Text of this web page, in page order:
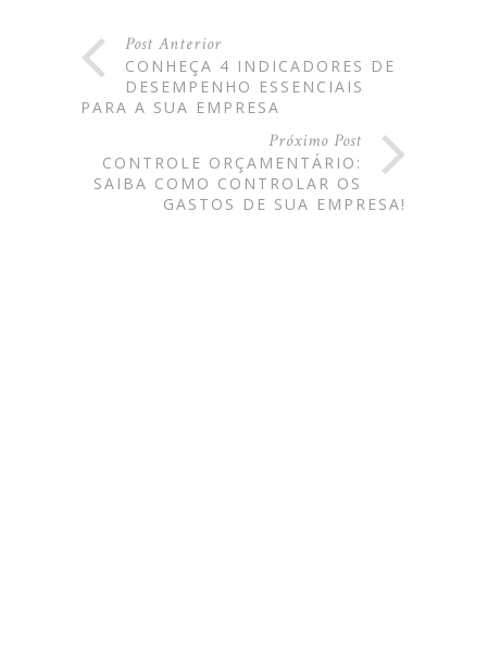
Post Anterior
CONHEÇA 4 INDICADORES DE
DESEMPENHO ESSENCIAIS
PARA A SUA EMPRESA
Próximo Post
CONTROLE ORÇAMENTÁRIO:
SAIBA COMO CONTROLAR OS
GASTOS DE SUA EMPRESA!